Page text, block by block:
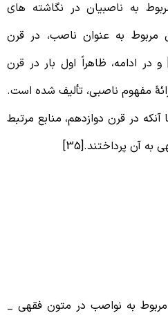
به ناصبیان در نگاشته های
به عنوان ناصب، در قرن
شکل گرفته است؛[33] و در ادامه، ظاهراً اول بار در قرن
مفهوم ناصبی، تألیف شده است.
در قرن دوازدهم، منابع مرتبط
آن پرداختند.[35]
به نواصب در متون فقهی _